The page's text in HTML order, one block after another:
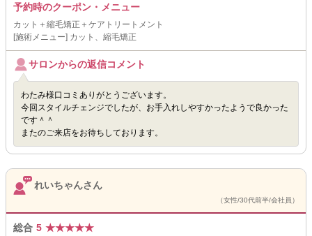
予約時のクーポン・メニュー
カット＋縮毛矯正＋ケアトリートメント
[施術メニュー] カット、縮毛矯正
サロンからの返信コメント
わたみ様口コミありがとうございます。
今回スタイルチェンジでしたが、お手入れしやすかったようで良かった
です＾＾
またのご来店をお待ちしております。
れいちゃんさん
（女性/30代前半/会社員）
総合 5 ★★★★★